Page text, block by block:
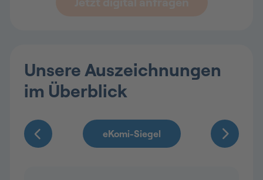
Unsere Auszeichnungen
im Überblick